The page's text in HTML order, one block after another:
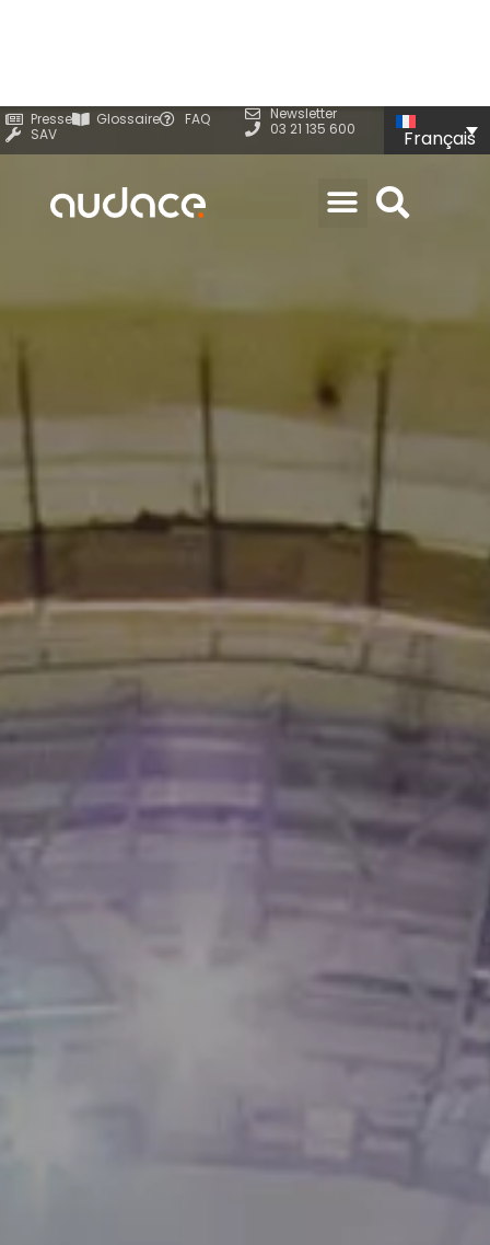
Presse Glossaire
FAQ
SAV
Newsletter
03 21 135 600
Français